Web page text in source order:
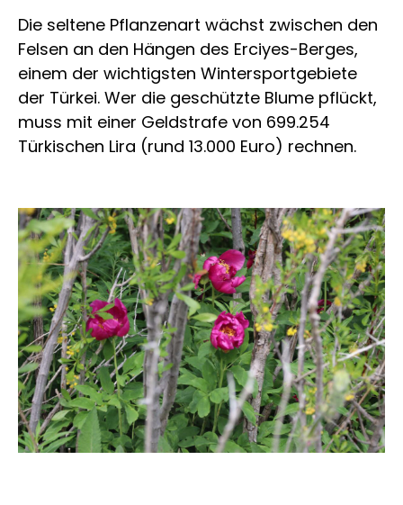
Die seltene Pflanzenart wächst zwischen den
Felsen an den Hängen des Erciyes-Berges,
einem der wichtigsten Wintersportgebiete
der Türkei. Wer die geschützte Blume pflückt,
muss mit einer Geldstrafe von 699.254
Türkischen Lira (rund 13.000 Euro) rechnen.